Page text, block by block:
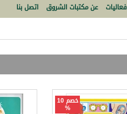
فعاليات عن مكتبات الشروق اتصل بنا
خصم 10
%